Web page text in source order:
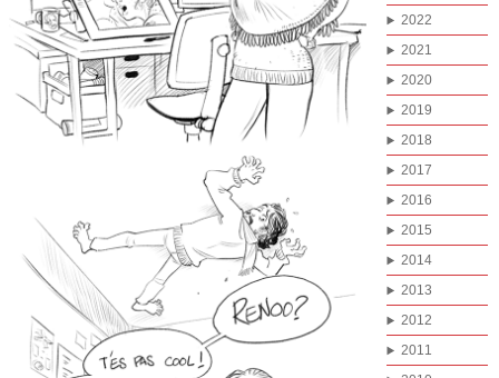
2022
2021
2020
2019
2018
2017
2016
2015
2014
2013
2012
2011